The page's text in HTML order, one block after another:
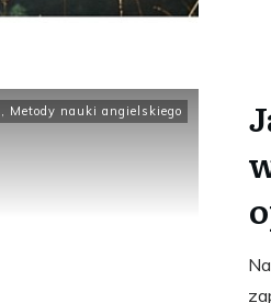
Metody nauki angielskiego